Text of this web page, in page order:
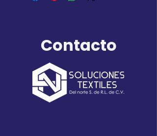
Contacto